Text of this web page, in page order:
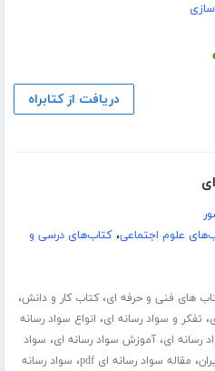
دریافت از کتابراه
علوم اجتماعی،کتاب‌های درسی و
های فنی و حرفه ای،کتاب کار و دانش،
، تفکر و سواد رسانه ای، انواع سواد رسانه
رسانه ای،آموزش سواد رسانه ای، سواد
، مقاله سواد رسانه ای pdf ، سواد رسانه